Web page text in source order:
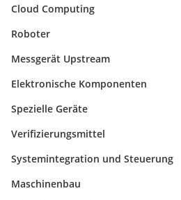
Cloud Computing
Roboter
Messgerät Upstream
Elektronische Komponenten
Spezielle Geräte
Verifizierungsmittel
Systemintegration und Steuerung
Maschinenbau